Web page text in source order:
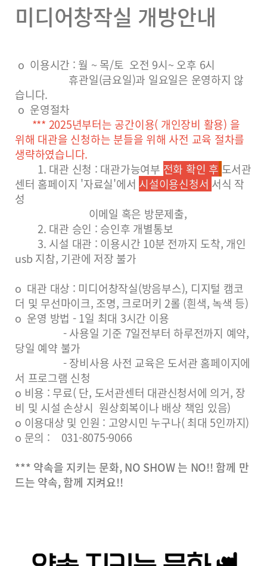
미디어창작실 개방안내
o 이용시간 : 월 ~ 목/토 오전 9시~ 오후 6시
휴관일(금요일)과 일요일은 운영하지 않
습니다.
o 운영절차
*** 2025년부터는 공간이용( 개인장비 활용) 을
위해 대관을 신청하는 분들을 위해 사전 교육 절차를
생략하였습니다.
1. 대관 신청 : 대관가능여부 전화 확인 후 도서관
센터 홈페이지 '자료실'에서 시설이용신청서 서식 작
성
이메일 혹은 방문제출,
2. 대관 승인 : 승인후 개별통보
3. 시설 대관 : 이용시간 10분 전까지 도착, 개인
usb 지참, 기관에 저장 불가
o 대관 대상 : 미디어창작실(방음부스), 디지털 캠코
더 및 무선마이크, 조명, 크로머키 2롤 (흰색, 녹색 등)
o 운영 방법 - 1일 최대 3시간 이용
- 사용일 기준 7일전부터 하루전까지 예약,
당일 예약 불가
- 장비사용 사전 교육은 도서관 홈페이지에
서 프로그램 신청
o 비용 : 무료( 단, 도서관센터 대관신청서에 의거, 장
비 및 시설 손상시 원상회복이나 배상 책임 있음)
o 이용대상 및 인원 : 고양시민 누구나( 최대 5인까지)
o 문의 : 031-8075-9066
*** 약속을 지키는 문화, NO SHOW 는 NO!! 함께 만
드는 약속, 함께 지켜요!!